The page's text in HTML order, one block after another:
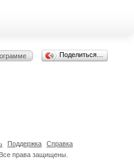
Поделиться…
Все права защищены.
Поддержка Справка